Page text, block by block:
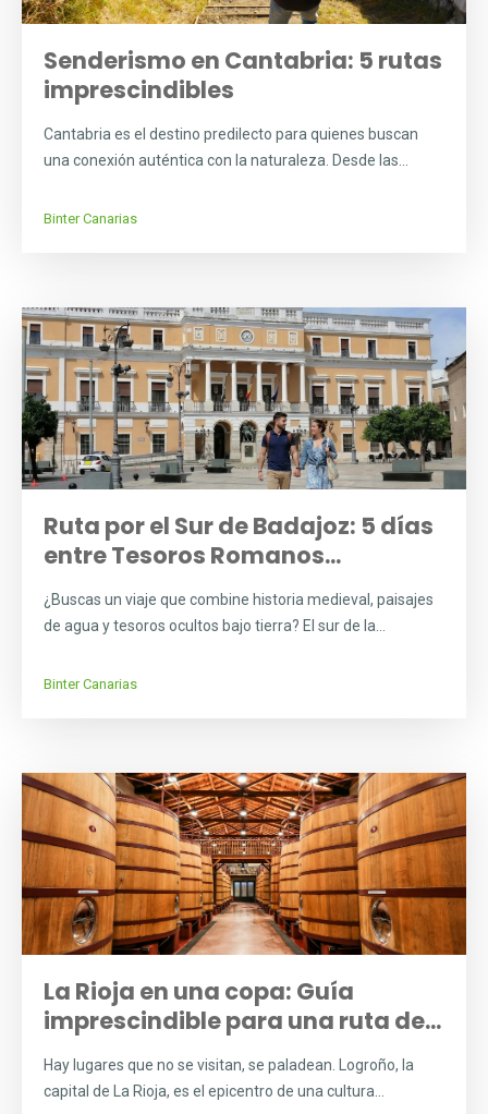
Senderismo en Cantabria: 5 rutas
imprescindibles
Cantabria es el destino predilecto para quienes buscan
una conexión auténtica con la naturaleza. Desde las...
Binter Canarias
Ruta por el Sur de Badajoz: 5 días
entre Tesoros Romanos...
¿Buscas un viaje que combine historia medieval, paisajes
de agua y tesoros ocultos bajo tierra? El sur de la...
Binter Canarias
La Rioja en una copa: Guía
imprescindible para una ruta de...
Hay lugares que no se visitan, se paladean. Logroño, la
capital de La Rioja, es el epicentro de una cultura...